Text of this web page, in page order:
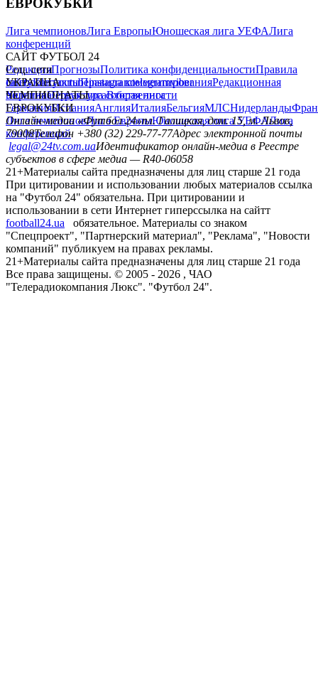
ЕВРОКУБКИ
Лига чемпионовЛига ЕвропыЮношеская лига УЕФАЛига
конференций
САЙТ ФУТБОЛ 24
РедакцияПрогнозыПолитика конфиденциальностиПравила
сайтуКонтактыПравила комментированияРедакционная
политикаСтруктура собственности
Соц. сети
facebookxyoutubeinstagramtelegramviber
УКРАИНА
УкраинаПервая лигаВторая лига
ЧЕМПИОНАТЫ
ГерманияИспанияАнглияИталияБельгияМЛСНидерланды
ЕВРОКУБКИ
Лига чемпионовЛига ЕвропыЮношеская лига УЕФАЛига
конференций
Онлайн-медиа «Футбол 24»пл. Галицкая, дом. 15, м. Львов,
79008Телефон +380 (32) 229-77-77Адрес электронной почты
legal@24tv.com.uaИдентификатор онлайн-медиа в Реестре
субъектов в сфере медиа — R40-06058
21+Материалы сайта предназначены для лиц старше 21 года
При цитировании и использовании любых материалов ссылка
на "Футбол 24" обязательна. При цитировании и
использовании в сети Интернет гиперссылка на сайтт
football24.ua
обязательное. Материалы со знаком
"Спецпроект", "Партнерский материал", "Реклама", "Новости
компаний" публикуем на правах рекламы.
21+Материалы сайта предназначены для лиц старше 21 года
Все права защищены. © 2005 - 2026 , ЧАО
"Телерадиокомпания Люкс". "Футбол 24".